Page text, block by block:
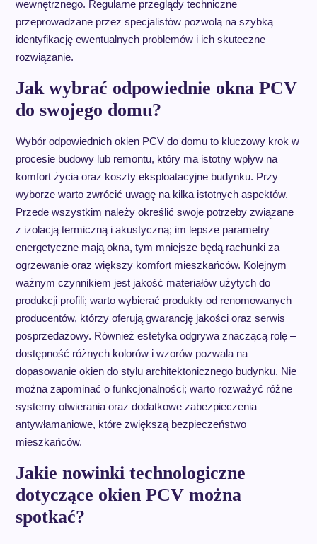
wewnętrznego. Regularne przeglądy techniczne
przeprowadzane przez specjalistów pozwolą na szybką
identyfikację ewentualnych problemów i ich skuteczne
rozwiązanie.
Jak wybrać odpowiednie okna PCV
do swojego domu?
Wybór odpowiednich okien PCV do domu to kluczowy krok w
procesie budowy lub remontu, który ma istotny wpływ na
komfort życia oraz koszty eksploatacyjne budynku. Przy
wyborze warto zwrócić uwagę na kilka istotnych aspektów.
Przede wszystkim należy określić swoje potrzeby związane
z izolacją termiczną i akustyczną; im lepsze parametry
energetyczne mają okna, tym mniejsze będą rachunki za
ogrzewanie oraz większy komfort mieszkańców. Kolejnym
ważnym czynnikiem jest jakość materiałów użytych do
produkcji profili; warto wybierać produkty od renomowanych
producentów, którzy oferują gwarancję jakości oraz serwis
posprzedażowy. Również estetyka odgrywa znaczącą rolę –
dostępność różnych kolorów i wzorów pozwala na
dopasowanie okien do stylu architektonicznego budynku. Nie
można zapominać o funkcjonalności; warto rozważyć różne
systemy otwierania oraz dodatkowe zabezpieczenia
antywłamaniowe, które zwiększą bezpieczeństwo
mieszkańców.
Jakie nowinki technologiczne
dotyczące okien PCV można
spotkać?